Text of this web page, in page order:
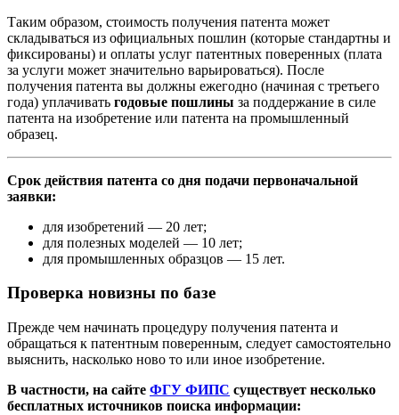
Таким образом, стоимость получения патента может
складываться из официальных пошлин (которые стандартны и
фиксированы) и оплаты услуг патентных поверенных (плата
за услуги может значительно варьироваться). После
получения патента вы должны ежегодно (начиная с третьего
года) уплачивать годовые пошлины за поддержание в силе
патента на изобретение или патента на промышленный
образец.
Срок действия патента со дня подачи первоначальной
заявки:
для изобретений — 20 лет;
для полезных моделей — 10 лет;
для промышленных образцов — 15 лет.
Проверка новизны по базе
Прежде чем начинать процедуру получения патента и
обращаться к патентным поверенным, следует самостоятельно
выяснить, насколько ново то или иное изобретение.
В частности, на сайте ФГУ ФИПС существует несколько
бесплатных источников поиска информации: